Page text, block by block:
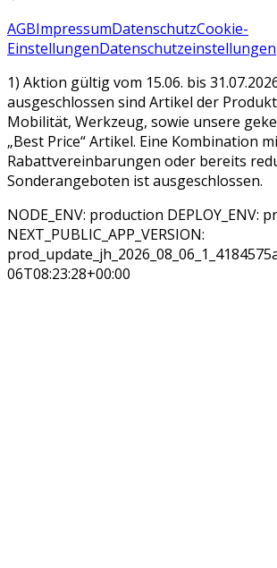
AGBImpressumDatenschutzCookie-
EinstellungenDatenschutzeinstellungen
1) Aktion gültig vom 15.06. bis
ausgeschlossen sind Artikel der
Mobilität, Werkzeug, sowie unsere
„Best Price“ Artikel. Eine Kombination
Rabattvereinbarungen oder bereits
Sonderangeboten ist ausgeschlossen.
NODE_ENV: production DEPLOY_ENV:
NEXT_PUBLIC_APP_VERSION:
06T08:23:28+00:00